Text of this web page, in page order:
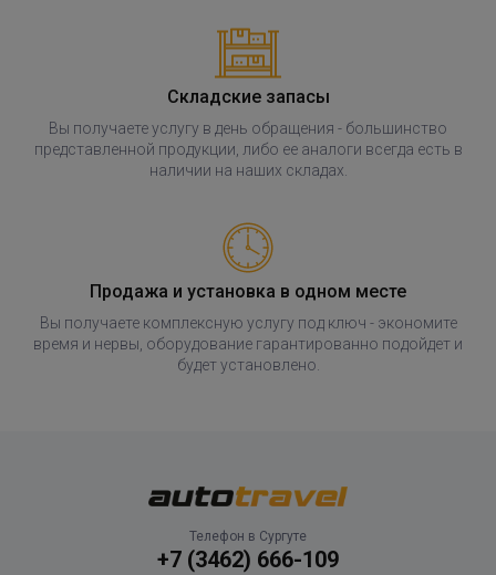
Складские запасы
Вы получаете услугу в день обращения - большинство
представленной продукции, либо ее аналоги всегда есть в
наличии на наших складах.
Продажа и установка в одном месте
Вы получаете комплексную услугу под ключ - экономите
время и нервы, оборудование гарантированно подойдет и
будет установлено.
Телефон в Сургуте
+7 (3462) 666-109